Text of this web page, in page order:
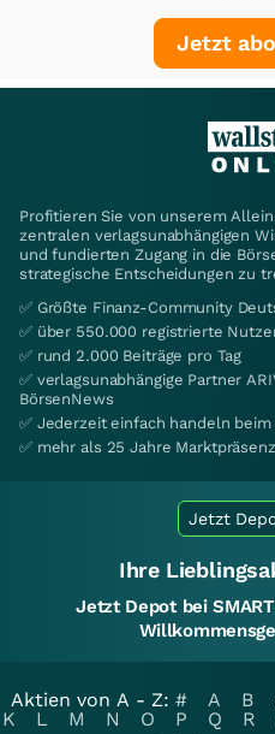
Jetzt
Profitieren Sie von unserem
zentralen verlagsunabhängigen
und fundierten Zugang in die
strategische Entscheidungen zu
✅ Größte Finanz-Community
✅ über 550.000 registrierte
✅ rund 2.000 Beiträge pro Tag
✅ verlagsunabhängige Partner
BörsenNews
✅ Jederzeit einfach handeln beim
✅ mehr als 25 Jahre Marktpräsenz
Jetzt
Ihre
Jetzt Depot bei
Aktien von A - Z: # A B
K
L M N O P Q R